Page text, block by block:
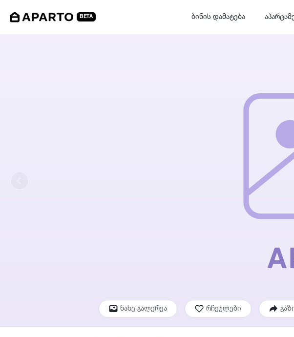
BETA ბინის დამატება
ნახე გალერეა რჩეულები